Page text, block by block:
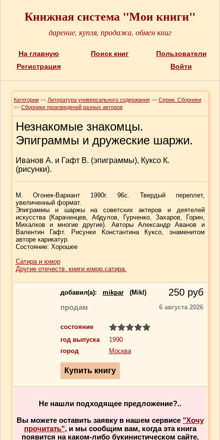
Книжная система "Мои книги"
дарение, купля, продажа, обмен книг
На главную Поиск книг
Пользователи
Регистрация
Войти
Категории >> Литература универсального содержания >> Серии. Сборники
>> Сборники произведений разных авторов
Незнакомые знакомцы.
Эпиграммы и дружеские шаржи.
Иванов А. и Гафт В. (эпиграммы), Куксо К.
(рисунки).
М. Огонек-Вариант 1990г. 96с. Твердый переплет,
увеличенный формат.
Эпиграммы и шаржы на советских актеров и деятелей
искусства (Караченцев, Абдулов, Гурченко, Захаров, Горин,
Михалков и многие другие). Авторы Александр Аванов и
Валентин Гафт. Рисунки Константина Куксо, знаменитом
авторе карикатур.
Cостояние: Хорошее
Сатира и юмор
Другие отечеств. книги.юмор.сатира.
добавил(a): mikpar (Mikl) 250 руб
продам 6 августа 2026
состояние
год выпуска
1990
город
Москва
Не нашли подходящее предложение?..
Вы можете оставить заявку в нашем сервисе "Хочу
прочитать", и мы сообщим вам, когда эта книга
появится на каком-либо букинистическом сайте.